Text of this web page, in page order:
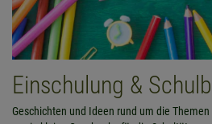
Einschulung &
Geschichten und Ideen rund um die